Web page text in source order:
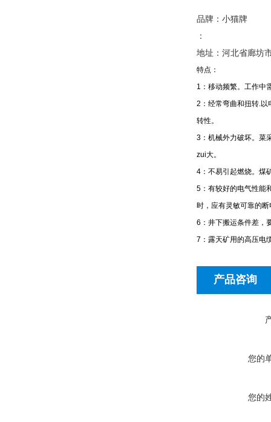
品牌：小猫牌
：
地址：河北省廊坊
特点：
1：移动频繁。工作中
2：经常弯曲和扭转.以
转性。
3：机械外力破坏。菜
zui大。
4：不易引起燃烧。煤
5：有较好的电气性能
时，应有灵敏可靠的
6：井下搬运条件差，
7：露天矿用的高压电
产品咨询
您的
您的